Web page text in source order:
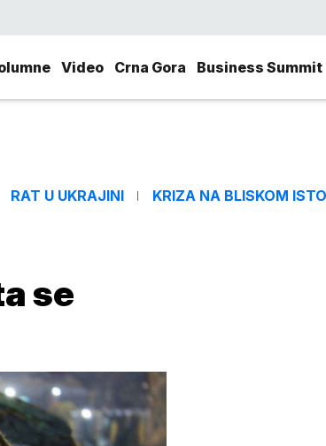
Video Crna Gora Business Summit
RAT U UKRAJINI KRIZA NA BLISKOM
se